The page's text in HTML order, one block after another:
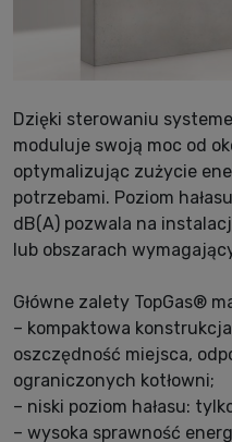
Dzięki sterowaniu
moduluje swoją moc od
optymalizując zużycie
potrzebami. Poziom
dB(A) pozwala na
lub obszarach
Główne zalety TopGas®
– kompaktowa
oszczędność miejsca,
ograniczonych kotłowni;
– niski poziom hałasu:
– wysoka sprawność